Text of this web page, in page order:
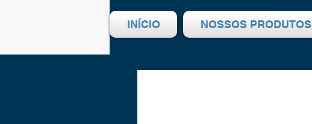
INÍCIO NOSSOS PRODUTOS